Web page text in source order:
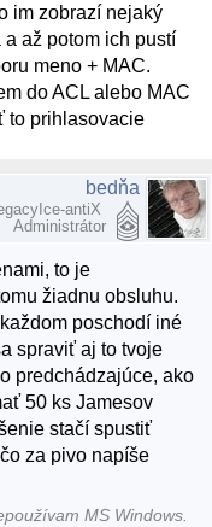
im zobrazí nejaký
a až potom ich pustí
meno + MAC.
do ACL alebo MAC
to prihlasovacie
bedňa
antiX
Administrátor
to je
žiadnu obsluhu.
poschodí iné
spraviť aj to tvoje
predchádzajúce, ako
50 ks Jamesov
stačí spustiť
za pivo napíše
MS Windows.